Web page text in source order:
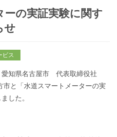
の実証実験に関す
せ
ビス
愛知県名古屋市 代表取締役社
と「水道スマートメーターの実
した。